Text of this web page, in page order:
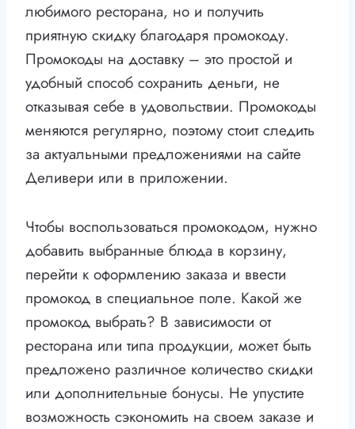
любимого ресторана, но и получить
приятную скидку благодаря промокоду.
Промокоды на доставку – это простой и
удобный способ сохранить деньги, не
отказывая себе в удовольствии. Промокоды
меняются регулярно, поэтому стоит следить
за актуальными предложениями на сайте
Деливери или в приложении.
Чтобы воспользоваться промокодом, нужно
добавить выбранные блюда в корзину,
перейти к оформлению заказа и ввести
промокод в специальное поле. Какой же
промокод выбрать? В зависимости от
ресторана или типа продукции, может быть
предложено различное количество скидки
или дополнительные бонусы. Не упустите
возможность сэкономить на своем заказе и